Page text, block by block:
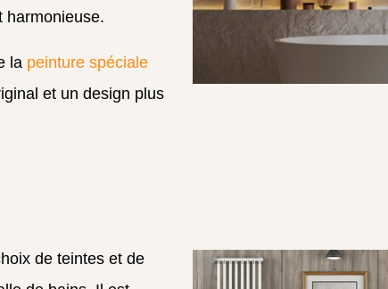
harmonieuse.
la peinture spéciale
et un design plus
de teintes et de